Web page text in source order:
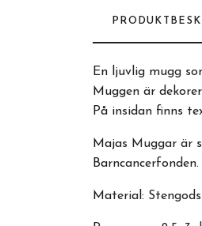
En ljuvlig mugg
Muggen är
På insidan finns
Majas Muggar är
Barncancerfonden.
Material: